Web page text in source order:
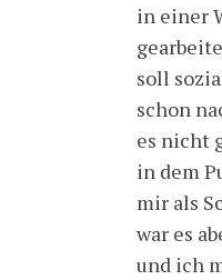
in einer
soll
schon
es nicht
in dem
mir als
war es
und ich